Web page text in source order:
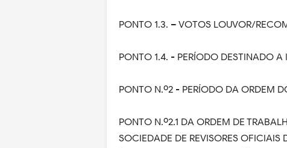
PONTO 1.3. – VOTOS LOUVOR/
PONTO 1.4. - PERÍODO DESTINADO
PONTO N.º2 - PERÍODO DA ORDEM
PONTO N.º2.1 DA ORDEM DE
SOCIEDADE DE REVISORES